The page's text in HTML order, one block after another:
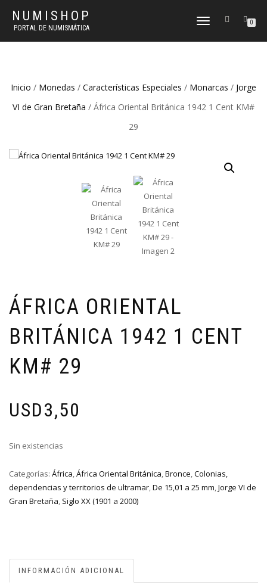
NUMISHOP
PORTAL DE NUMISMÁTICA
CAMBIAR
0
Inicio / Monedas / Características Especiales / Monarcas / Jorge
VI de Gran Bretaña / África Oriental Británica 1942 1 Cent KM#
29
ÁFRICA ORIENTAL
BRITÁNICA 1942 1 CENT
KM# 29
USD3,50
Sin existencias
Categorías: África,África Oriental Británica,Bronce,Colonias,
dependencias y territorios de ultramar,De 15,01 a 25 mm,Jorge VI de
Gran Bretaña, Siglo XX (1901 a 2000)
INFORMACIÓN ADICIONAL